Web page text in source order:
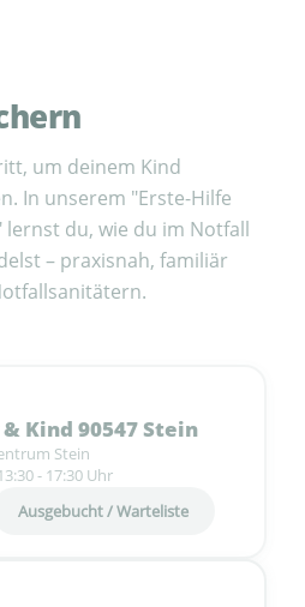
um deinem Kind
In unserem "Erste-Hilfe
lernst du, wie du im Notfall
– praxisnah, familiär
Kind 90547 Stein
Stein
- 17:30 Uhr
Ausgebucht / Warteliste